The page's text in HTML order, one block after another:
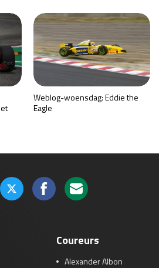
Weblog-woensdag: Eddie the
Eagle
Coureurs
Alexander Albon